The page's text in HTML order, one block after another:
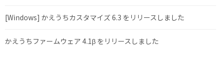
[Windows] かえうちカスタマイズ 6.3 をリリースしました
かえうちファームウェア 4.1β をリリースしました